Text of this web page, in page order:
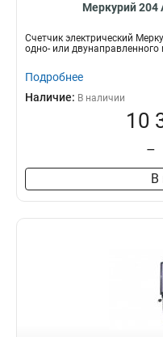
Меркурий 204
Счетчик электрический
одно- или двунаправленного
Подробнее
Наличие: В наличии
10
–
В